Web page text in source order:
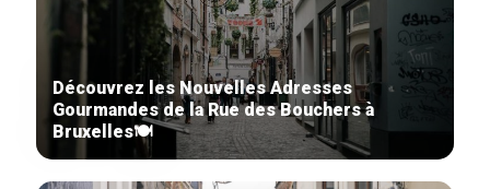
Découvrez les Nouvelles Adresses
Gourmandes de la Rue des Bouchers à
Bruxelles🍽️